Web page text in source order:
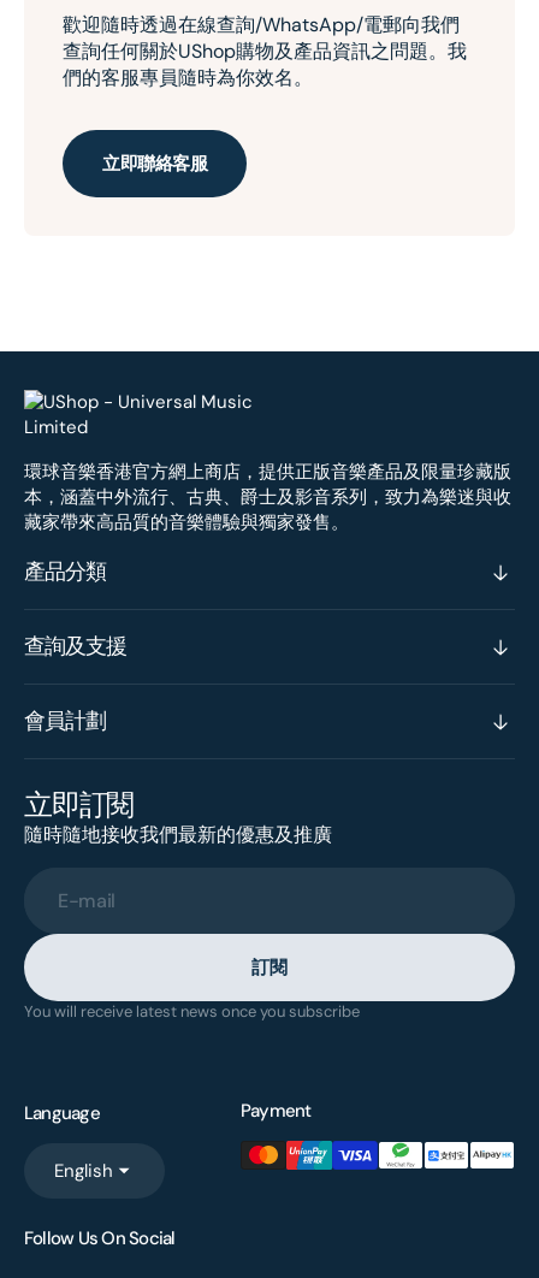
歡迎隨時透過在線查詢/WhatsApp/電郵向我們
查詢任何關於UShop購物及產品資訊之問題。我
們的客服專員隨時為你效名。
立即聯絡客服
環球音樂香港官方網上商店，提供正版音樂產品及限量珍藏版
本，涵蓋中外流行、古典、爵士及影音系列，致力為樂迷與收
藏家帶來高品質的音樂體驗與獨家發售。
產品分類
查詢及支援
會員計劃
立即訂閱
隨時隨地接收我們最新的優惠及推廣
E-mail
訂閱
You will receive latest news once you subscribe
Language
English
Payment
Follow Us On Social